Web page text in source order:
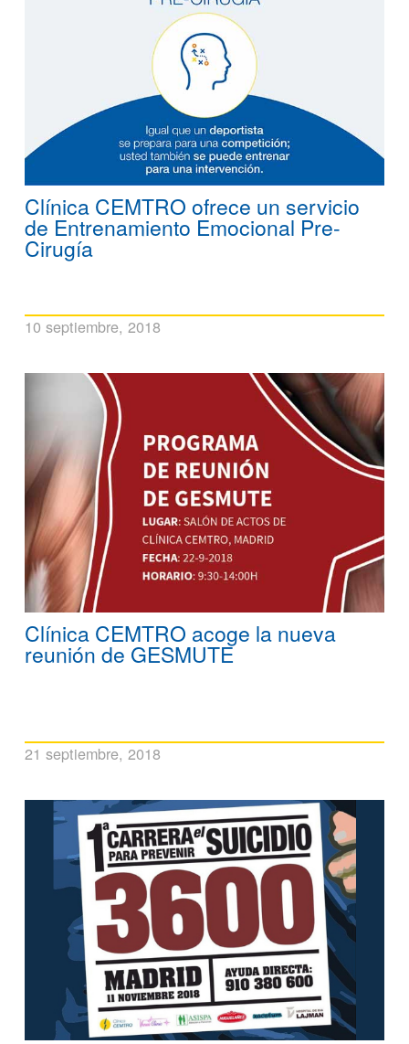
Clínica CEMTRO ofrece un servicio
de Entrenamiento Emocional Pre-
Cirugía
10 septiembre, 2018
Clínica CEMTRO acoge la nueva
reunión de GESMUTE
21 septiembre, 2018